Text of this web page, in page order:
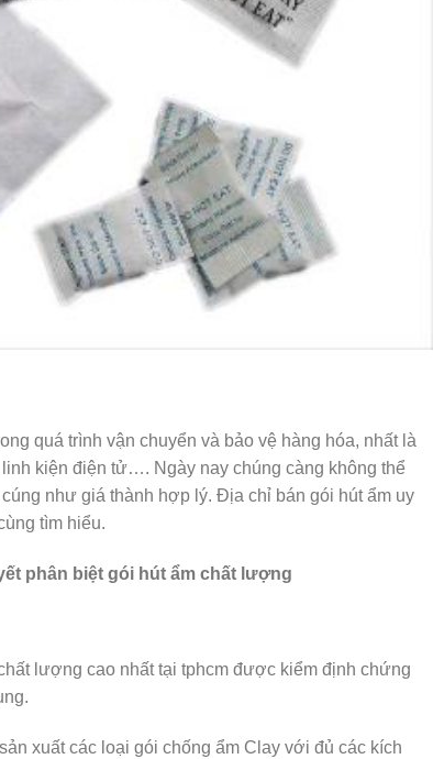
quá trình vận chuyển và bảo vệ hàng hóa, nhất là
kiện điện tử…. Ngày nay chúng càng không thể
như giá thành hợp lý. Địa chỉ bán gói hút ẩm uy
tìm hiểu.
phân biệt gói hút ẩm chất lượng
lượng cao nhất tại tphcm được kiểm định chứng
xuất các loại gói chống ẩm Clay với đủ các kích